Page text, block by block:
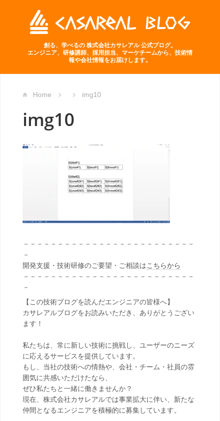
創る、学べるの 株式会社カサレアル 公式ブログ。
エンジニア、研修講師、採用担当、マーケチームから、技術情
報や会社情報をお届けします。
Home img10
img10
－－－－－－－－－－－－－－－－－－－－－－－－－
－
開発支援・技術研修のご要望・ご相談はこちらから
－－－－－－－－－－－－－－－－－－－－－－－－－
－
【この技術ブログを読んだエンジニアの皆様へ】
カサレアルブログをお読みいただき、ありがとうござい
ます！
私たちは、常に新しい技術に挑戦し、ユーザーのニーズ
に応えるサービスを提供しています。
もし、当社の技術への情熱や、会社・チーム・社員の雰
囲気に共感いただけたなら、
ぜひ私たちと一緒に働きませんか？
現在、株式会社カサレアルでは事業拡大に伴い、新たな
仲間となるエンジニアを積極的に募集しています。